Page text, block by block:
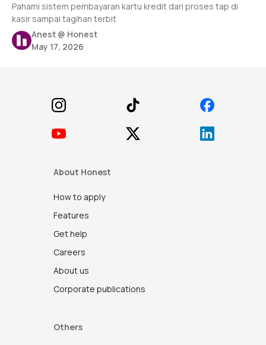
Pahami sistem pembayaran kartu kredit dari proses tap di
kasir sampai tagihan terbit
Anest @ Honest
May 17, 2026
About Honest
How to apply
Features
Get help
Careers
About us
Corporate publications
Others